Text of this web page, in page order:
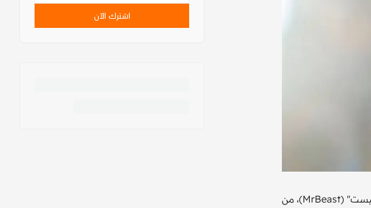
تمكنت مجموعة من المستثمرين الأمريكيين الساعين لشراء تيك توك، بدعم من نجم يوتيوب الشهير "مستر بيست" (MrBeast)، من
اشترك الآن